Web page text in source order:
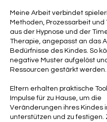
Meine Arbeit verbindet
Methoden, Prozessarbeit und
aus der Hypnose und der
Therapie, angepasst an das
Bedürfnisse des Kindes. So
negative Muster aufgelöst
Ressourcen gestärkt werden.
Eltern erhalten praktische
Impulse für zu Hause, um die
Veränderungen ihres Kindes
unterstützen und zu festigen.